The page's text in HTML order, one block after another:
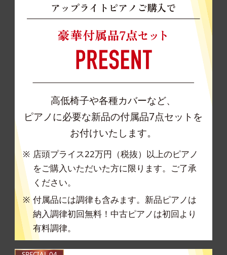
アップライトピアノご購入で
高低椅子や各種カバーなど、
ピアノに必要な新品の付属品7点セットを
お付けいたします。
店頭プライス22万円（税抜）以上のピアノ
をご購入いただいた方に限ります。ご了承
ください。
付属品には調律も含みます。新品ピアノは
納入調律初回無料！中古ピアノは初回より
有料調律。